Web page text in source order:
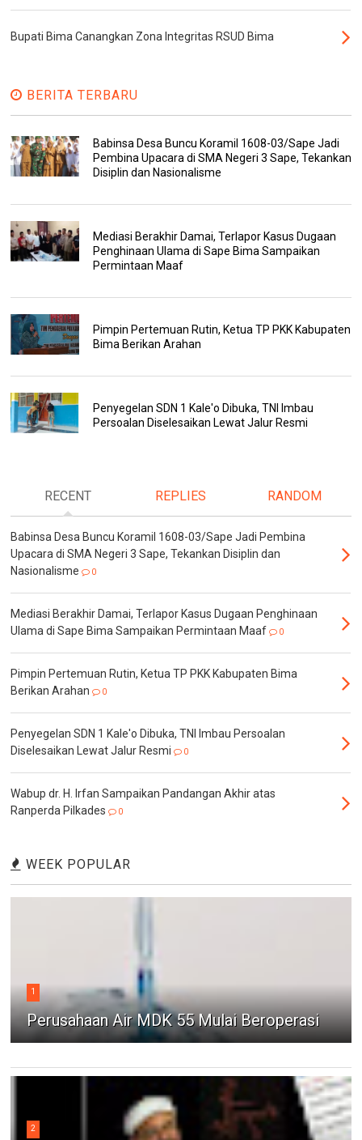
Bupati Bima Canangkan Zona Integritas RSUD Bima
BERITA TERBARU
Babinsa Desa Buncu Koramil 1608-03/Sape Jadi
Pembina Upacara di SMA Negeri 3 Sape, Tekankan
Disiplin dan Nasionalisme
Mediasi Berakhir Damai, Terlapor Kasus Dugaan
Penghinaan Ulama di Sape Bima Sampaikan
Permintaan Maaf
Pimpin Pertemuan Rutin, Ketua TP PKK Kabupaten
Bima Berikan Arahan
Penyegelan SDN 1 Kale'o Dibuka, TNI Imbau
Persoalan Diselesaikan Lewat Jalur Resmi
RECENT REPLIES RANDOM
Babinsa Desa Buncu Koramil 1608-03/Sape Jadi Pembina
Upacara di SMA Negeri 3 Sape, Tekankan Disiplin dan
Nasionalisme
0
Mediasi Berakhir Damai, Terlapor Kasus Dugaan Penghinaan
Ulama di Sape Bima Sampaikan Permintaan Maaf
0
Pimpin Pertemuan Rutin, Ketua TP PKK Kabupaten Bima
Berikan Arahan
0
Penyegelan SDN 1 Kale'o Dibuka, TNI Imbau Persoalan
Diselesaikan Lewat Jalur Resmi
0
Wabup dr. H. Irfan Sampaikan Pandangan Akhir atas
Ranperda Pilkades
0
WEEK POPULAR
1
Perusahaan Air MDK 55 Mulai Beroperasi
2